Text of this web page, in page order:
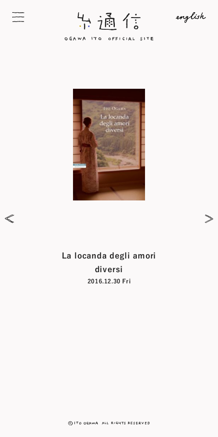
La locanda degli amori
diversi
2016.12.30 Fri